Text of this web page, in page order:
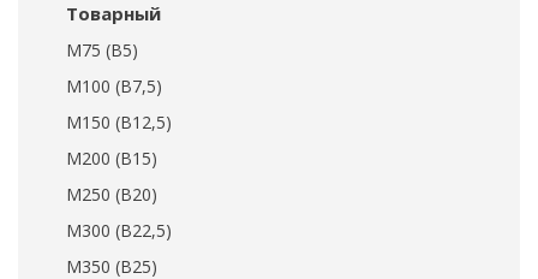
Товарный
М75 (В5)
М100 (В7,5)
М150 (В12,5)
М200 (В15)
М250 (В20)
М300 (В22,5)
М350 (В25)